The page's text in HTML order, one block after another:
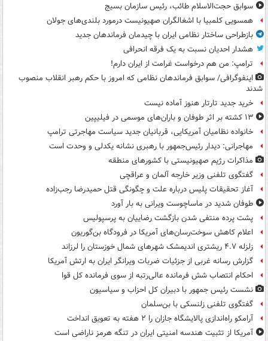
سوابق حجت‌الاسلام طائب، رئیس سازمان بسیج
همسویی کلمبیا با اشغالگران صهیونیست درمورد بلندی‌های جولان
بازطراحی ساختار نظامی ایران با چیدمان فرماندهان جدید
هشدار احدیان نسبت به یک فرقه انحرافی
ترامپ: من هم درخواست غرامت از ایران دارم!
اینفوگرافی/ سوابق فرماندهان نظامی که امروز با حکم رهبر انقلاب منصوب
شدند
خرید جدید تارتار هنوز آماده نیست
۱۳ کشته بر اثر طوفان و باران‌های موسمی در فیلیپین
خانواده نظامیان آمریکایی، قربانیان جدید سیاست مهاجرتی ترامپ
مهاجرانی: دیدار رئیس‌جمهور با رهبری نشانه یکدلی و وحدت است
مذاکرات رژیم صهیونیستی با کشورهای منطقه
گفتگوی تلفنی وزیر خارجه آلمان و عراقچی
آغاز تحقیقات پلیس درباره علت و چگونگی قتل حمیدرضا رجب‌زاده
طوفان شدید در ماساچوست ویرانی به بار آورد
پشت پرده منتفی شدن بازگشت رضاییان به پرسپولیس
اعلام کاهش سوخت‌رسان‌های آمریکا در فرودگاه بن‌گوریون
زلزله ۴.۷ ریشتری اندیمشک شهرهای شمال خوزستان را لرزاند
گزارش رسانه غربی از جزئیات ضربات ویرانگر ایران به ارتش آمریکا
احکام انتصاب شش فرمانده عالی‌رتبه از سوی فرمانده کل قوا
نشست رئیس جمهور با دبیران کل احزاب و سیاسیون
گفتگوی تلفنی زلنسکی با بن‌سلمان
آرامکو راه‌اندازی پالایشگاه جازان را ۲ هفته به تعویق انداخت
آمریکا از تثبیت هندسه امنیتی ایران در تنگه هرمز ناراضی است